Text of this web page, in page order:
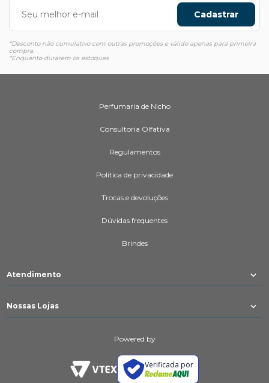
Cadastrar
*Desconto não cumulativo com outras promoções e válido apenas para primeira
compra.
*Enquanto durarem os estoques
Perfumaria de Nicho
Consultoria Olfativa
Regulamentos
Política de privacidade
Trocas e devoluções
Dúvidas frequentes
Brindes
Atendimento
Nossas Lojas
Powered by
Verificada por